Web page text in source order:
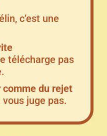
c’est une
télécharge pas
comme du rejet
juge pas.